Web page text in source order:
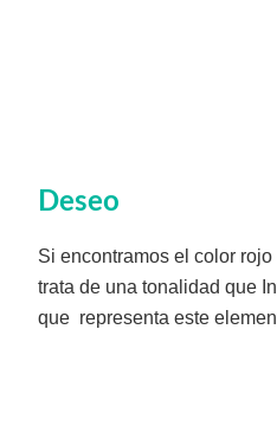
Deseo
Si encontramos el color
trata de una tonalidad que
que representa este